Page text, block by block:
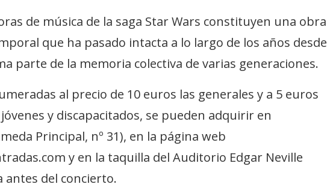
de música de la saga Star Wars constituyen una obra
que ha pasado intacta a lo largo de los años desde
parte de la memoria colectiva de varias generaciones.
al precio de 10 euros las generales y a 5 euros
y discapacitados, se pueden adquirir en
Principal, nº 31), en la página web
y en la taquilla del Auditorio Edgar Neville
antes del concierto.